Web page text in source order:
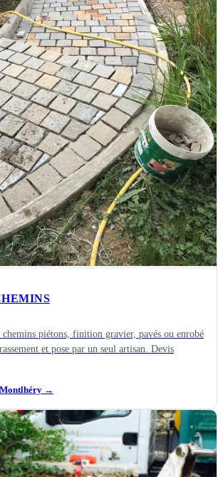
chemins piétons, finition gravier, pavés ou enrobé
et pose par un seul artisan. Devis
→